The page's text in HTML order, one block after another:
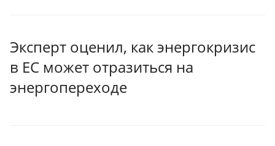
Эксперт оценил, как энергокризис
в ЕС может отразиться на
энергопереходе